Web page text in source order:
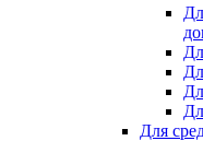
Для